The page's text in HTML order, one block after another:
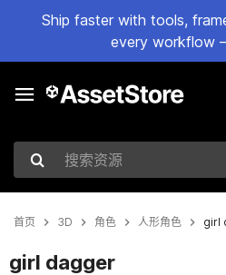
Ship faster with tools,
every workflow
搜索资源
首页 3D 角色 人形角色 girl
girl dagger